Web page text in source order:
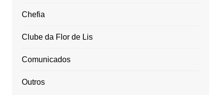
Chefia
Clube da Flor de Lis
Comunicados
Outros